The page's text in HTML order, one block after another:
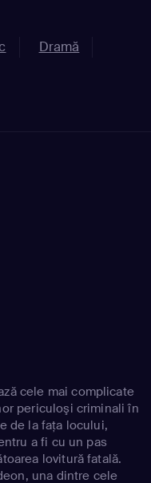
Dramă
cele mai complicate
periculoşi criminali în
de la faţa locului,
a fi cu un pas
lovitură fatală.
una dintre cele